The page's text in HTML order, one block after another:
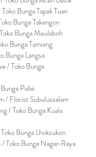
Bunga Tapak Tuan
Bunga Takengon
Bunga Meulaboh
Bunga Tamiang
Bunga Langsa
/ Toko Bunga
Pidie
/ Florist Subulussalam
/ Toko Bunga Kuala
Bunga Lhoksukon
Toko Bunga Nagan Raya